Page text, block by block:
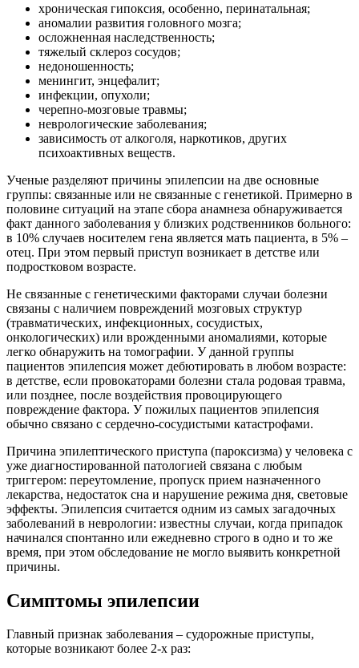
хроническая гипоксия, особенно, перинатальная;
аномалии развития головного мозга;
осложненная наследственность;
тяжелый склероз сосудов;
недоношенность;
менингит, энцефалит;
инфекции, опухоли;
черепно-мозговые травмы;
неврологические заболевания;
зависимость от алкоголя, наркотиков, других
психоактивных веществ.
Ученые разделяют причины эпилепсии на две основные
группы: связанные или не связанные с генетикой. Примерно в
половине ситуаций на этапе сбора анамнеза обнаруживается
факт данного заболевания у близких родственников больного:
в 10% случаев носителем гена является мать пациента, в 5% –
отец. При этом первый приступ возникает в детстве или
подростковом возрасте.
Не связанные с генетическими факторами случаи болезни
связаны с наличием повреждений мозговых структур
(травматических, инфекционных, сосудистых,
онкологических) или врожденными аномалиями, которые
легко обнаружить на томографии. У данной группы
пациентов эпилепсия может дебютировать в любом возрасте:
в детстве, если провокаторами болезни стала родовая травма,
или позднее, после воздействия провоцирующего
повреждение фактора. У пожилых пациентов эпилепсия
обычно связано с сердечно-сосудистыми катастрофами.
Причина эпилептического приступа (пароксизма) у человека с
уже диагностированной патологией связана с любым
триггером: переутомление, пропуск прием назначенного
лекарства, недостаток сна и нарушение режима дня, световые
эффекты. Эпилепсия считается одним из самых загадочных
заболеваний в неврологии: известны случаи, когда припадок
начинался спонтанно или ежедневно строго в одно и то же
время, при этом обследование не могло выявить конкретной
причины.
Симптомы эпилепсии
Главный признак заболевания – судорожные приступы,
которые возникают более 2-х раз: